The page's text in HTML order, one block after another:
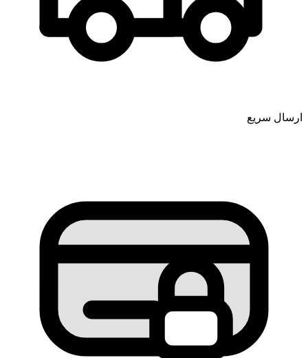
ارسال سریع